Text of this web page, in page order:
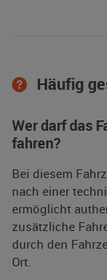
Häufig
Wer darf das
fahren?
Bei diesem
nach einer
ermöglicht
zusätzliche
durch den
Ort.